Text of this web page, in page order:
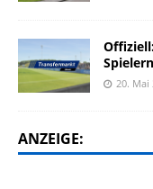
Spielern
20. Mai
ANZEIGE: